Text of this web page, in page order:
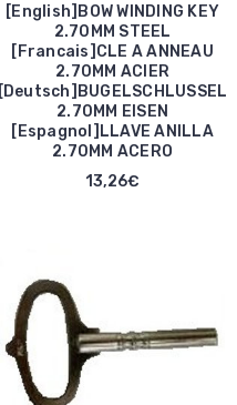
[English]BOW WINDING KEY
2.70MM STEEL
[Francais]CLE A ANNEAU
2.70MM ACIER
[Deutsch]BUGELSCHLUSSEL
2.70MM EISEN
[Espagnol]LLAVE ANILLA
2.70MM ACERO
13,26€